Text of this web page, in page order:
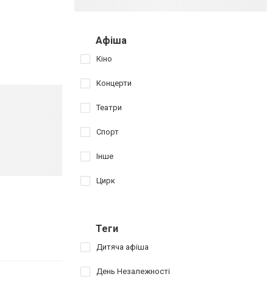
Афіша
Кіно
Концерти
Театри
Спорт
Інше
Цирк
Теги
Дитяча афіша
День Незалежності